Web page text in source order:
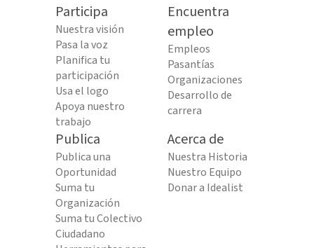
Participa
Nuestra visión
Pasa la voz
Planifica tu
participación
Usa el logo
Apoya nuestro
trabajo
Encuentra
empleo
Empleos
Pasantías
Organizaciones
Desarrollo de
carrera
Publica
Publica una
Oportunidad
Suma tu
Organización
Suma tu Colectivo
Ciudadano
Acerca de
Nuestra Historia
Nuestro Equipo
Donar a Idealist